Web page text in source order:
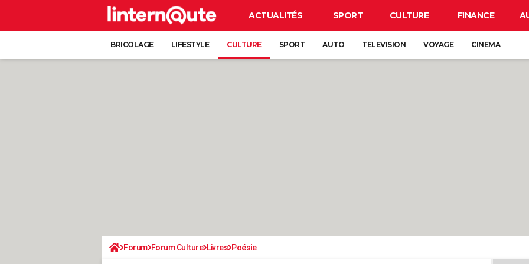
ACTUALITÉS SPORT CULTURE FINANCE
BRICOLAGE LIFESTYLE CULTURE SPORT AUTO TELEVISION VOYAGE CINEMA
Forum Forum Culture Livres Poésie